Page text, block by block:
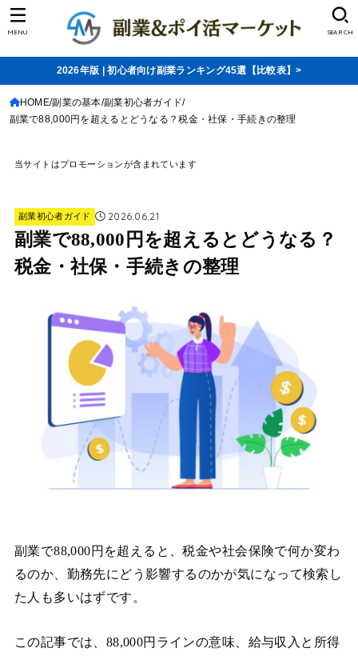
SEARCH
MENU
2026年版 | 初心者向け副業ランキング45選【比較表】>
HOME 副業の基本 副業初心者ガイド
副業で88,000円を超えるとどうなる？税金・社保・手続きの整理
当サイトはプロモーションが含まれています
副業初心者ガイド 2026.06.21
副業で88,000円を超えるとどうなる？
税金・社保・手続きの整理
副業で88,000円を超えると、税金や社会保険で何か変わ
るのか、勤務先にどう影響するのかが気になって検索し
た人も多いはずです。
この記事では、88,000円ラインの意味、給与収入と所得